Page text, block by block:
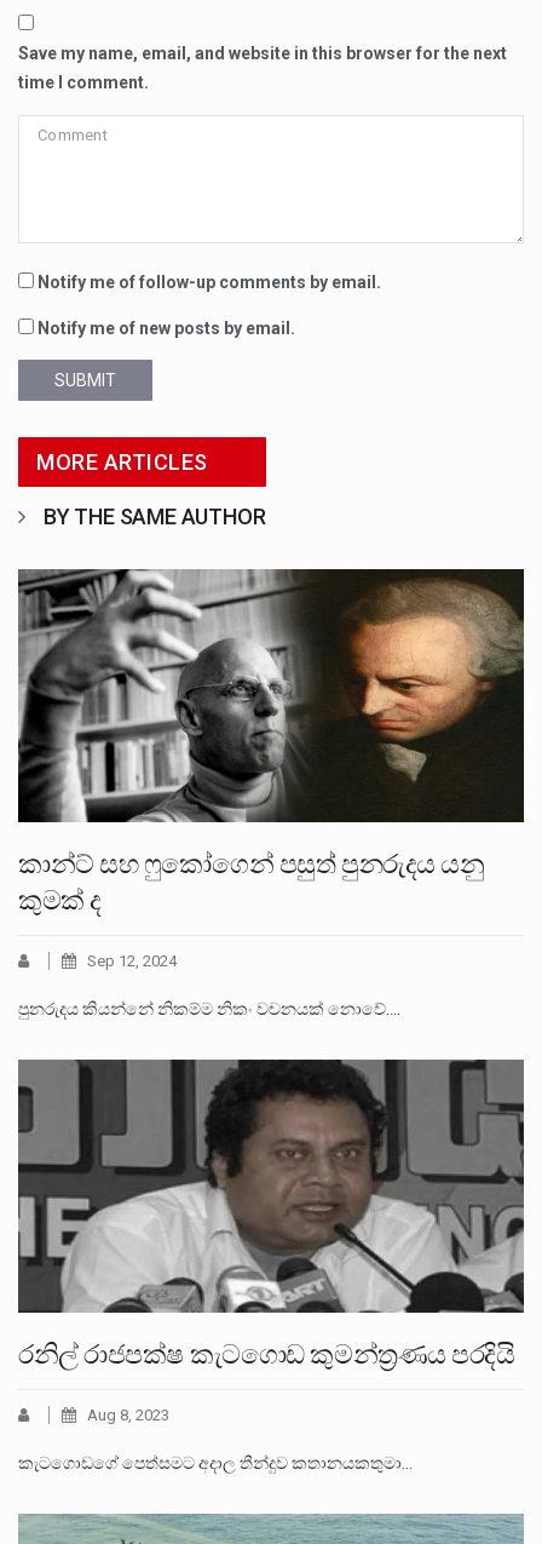
Save my name, email, and website in this browser for the next
time I comment.
Notify me of follow-up comments by email.
Notify me of new posts by email.
SUBMIT
MORE ARTICLES
BY THE SAME AUTHOR
කාන්ට් සහ ෆුකෝගෙන් පසුත් පුනරුදය යනු
කුමක් ද
Sep 12, 2024
පුනරුදය කියන්නේ නිකම්ම නිකං වචනයක් නොවේ.…
රනිල් රාජපක්ෂ කැටගොඩ කුමන්ත්‍රණය පරදියි
Aug 8, 2023
කැටගොඩගේ පෙත්සමට අදාල තීන්දුව කතානයකතුමා…